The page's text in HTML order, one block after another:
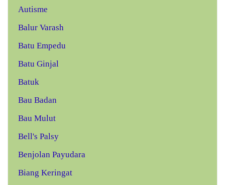
Autisme
Balur Varash
Batu Empedu
Batu Ginjal
Batuk
Bau Badan
Bau Mulut
Bell's Palsy
Benjolan Payudara
Biang Keringat